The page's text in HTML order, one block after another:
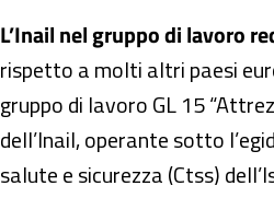
L’Inail nel gruppo di lavoro
rispetto a molti altri paesi
gruppo di lavoro GL 15
dell’Inail, operante sotto
salute e sicurezza (Ctss)